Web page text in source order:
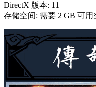
DirectX 版本: 11
存储空间: 需要 2 GB 可用